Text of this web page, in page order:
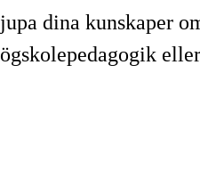
dina kunskaper